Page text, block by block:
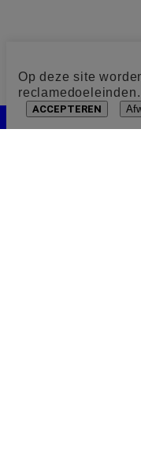
Op deze site
reclamedoeleinden.
ACCEPTEREN
Cookie toestemming